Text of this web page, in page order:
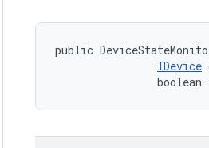
public
IDevice
boolean